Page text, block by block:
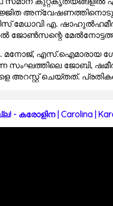
മേധാവി എ.
ജോൺസന്റെ
മനോജ്, എസ്.ഐമാരായ
സംഘത്തിലെ ജോബി,
അറസ്റ്റ് ചെയ്തത്.
ഡെയ്‌ലി
| Carolina |